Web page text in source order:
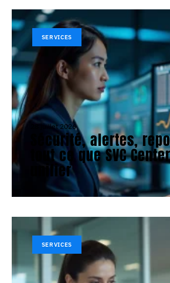
SERVICES
28 juillet 2026
Sécurité, alertes,
tout ce que SVC
unifier
SERVICES